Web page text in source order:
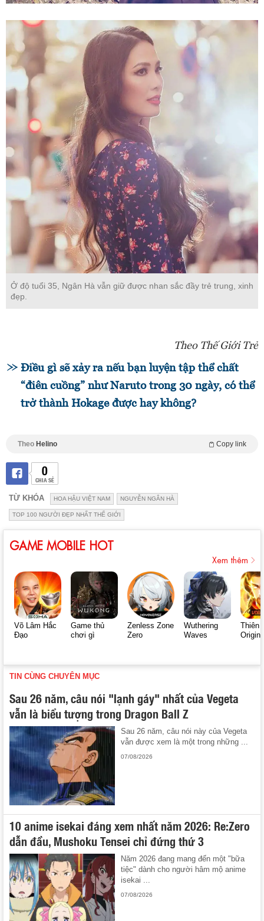
Ở độ tuổi 35, Ngân Hà vẫn giữ được nhan sắc đầy trẻ trung, xinh
đẹp.
Theo Thế Giới Trẻ
Điều gì sẽ xảy ra nếu bạn luyện tập thể chất
“điên cuồng” như Naruto trong 30 ngày, có thể
trở thành Hokage được hay không?
Theo Helino Copy link
0
CHIA SẺ
TỪ KHÓA HOA HẬU VIỆT NAM NGUYỄN NGÂN HÀ
TOP 100 NGƯỜI ĐẸP NHẤT THẾ GIỚI
GAME MOBILE HOT
Xem thêm
Võ Lâm Hắc
Đạo
Game thủ
chơi gì
Zenless Zone
Zero
Wuthering
Waves
Thiên
Origin
TIN CÙNG CHUYÊN MỤC
Sau 26 năm, câu nói "lạnh gáy" nhất của Vegeta
vẫn là biểu tượng trong Dragon Ball Z
Sau 26 năm, câu nói này của Vegeta
vẫn được xem là một trong những ...
07/08/2026
10 anime isekai đáng xem nhất năm 2026: Re:Zero
dẫn đầu, Mushoku Tensei chỉ đứng thứ 3
Năm 2026 đang mang đến một "bữa
tiệc" dành cho người hâm mộ anime
isekai ...
07/08/2026